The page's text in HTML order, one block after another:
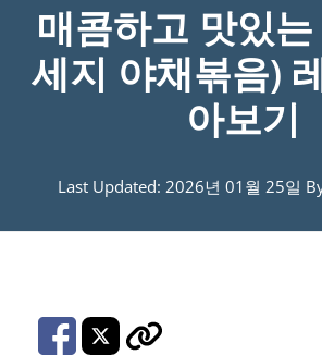
매콤하고 맛있
세지 야채볶음)
아보기
Last Updated: 2026년 01월 25일